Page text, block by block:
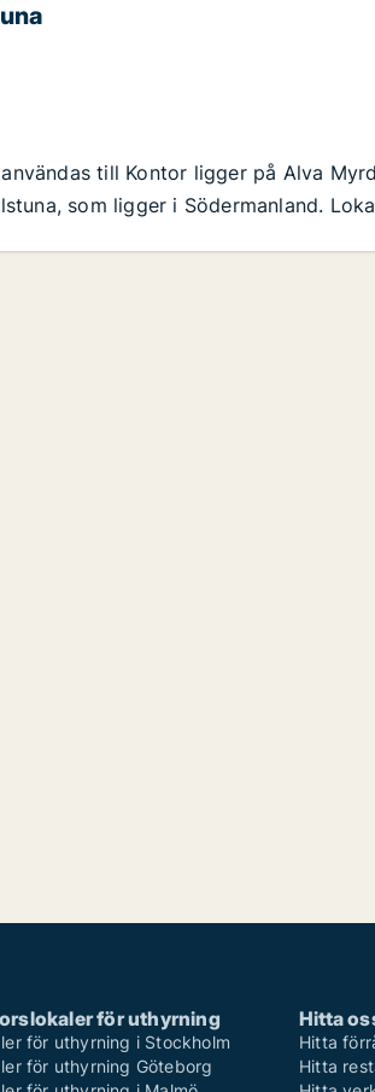
till Kontor ligger på Alva
som ligger i Södermanland.
för uthyrning
för uthyrning i Stockholm
för uthyrning Göteborg
Hitta
Hitta
Hitta